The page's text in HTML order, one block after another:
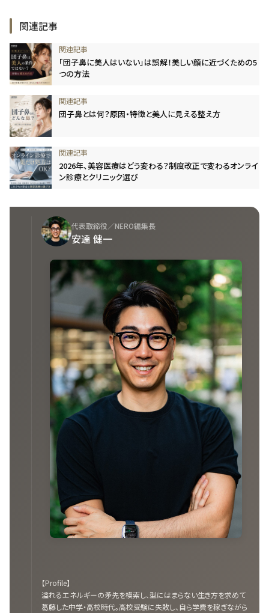
関連記事
「団子鼻に美人はいない」は誤解！美しい顔に近づくための5
つの方法
団子鼻とは何？原因・特徴と美人に見える整え方
2026年、美容医療はどう変わる？制度改正で変わるオンライ
ン診療とクリニック選び
代表取締役／NERO編集長
安達 健一
【Profile】
溢れるエネルギーの矛先を模索し、型にはまらない生き方を求めて
葛藤した中学・高校時代。高校受験に失敗し、自ら学費を稼ぎながら